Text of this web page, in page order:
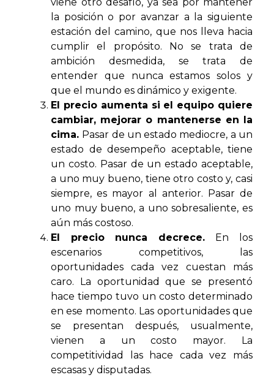
la posición o por avanzar a la siguiente
estación del camino, que nos lleva hacia
cumplir el propósito. No se trata de
ambición desmedida, se trata de
entender que nunca estamos solos y
que el mundo es dinámico y exigente.
El precio aumenta si el equipo quiere
cambiar, mejorar o mantenerse en la
cima. Pasar de un estado mediocre, a un
estado de desempeño aceptable, tiene
un costo. Pasar de un estado aceptable,
a uno muy bueno, tiene otro costo y, casi
siempre, es mayor al anterior. Pasar de
uno muy bueno, a uno sobresaliente, es
aún más costoso.
El precio nunca decrece. En los
escenarios competitivos, las
oportunidades cada vez cuestan más
caro. La oportunidad que se presentó
hace tiempo tuvo un costo determinado
en ese momento. Las oportunidades que
se presentan después, usualmente,
vienen a un costo mayor. La
competitividad las hace cada vez más
escasas y disputadas.